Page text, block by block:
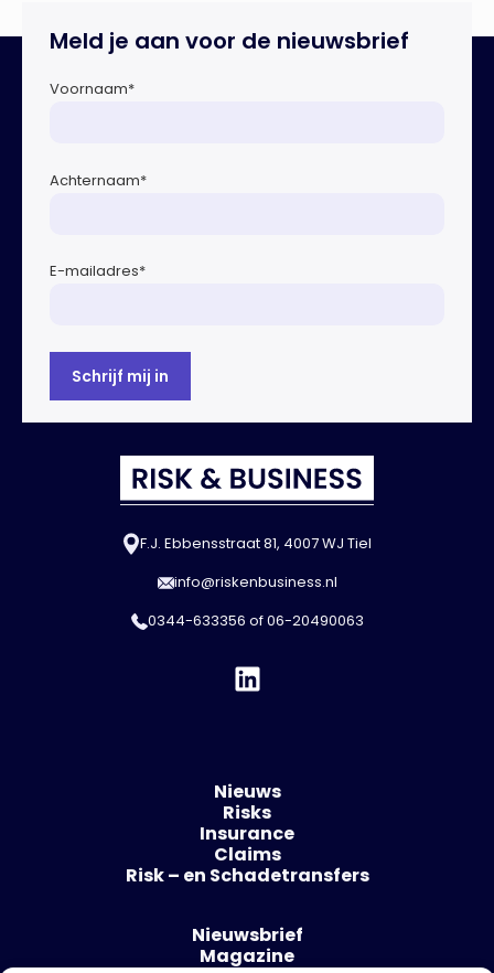
Europese Commissie bij het ontwikkelen van […]
Meld je aan voor de nieuwsbrief
Voornaam*
Achternaam*
E-mailadres*
F.J. Ebbensstraat 81, 4007 WJ Tiel
info@riskenbusiness.nl
0344-633356 of06-20490063
Nieuws
Risks
Insurance
Claims
Risk – en Schadetransfers
Nieuwsbrief
Magazine